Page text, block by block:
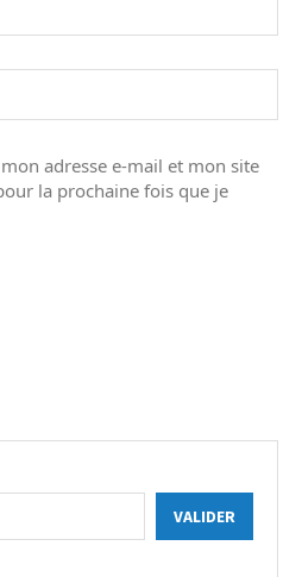
adresse e-mail et mon site
la prochaine fois que je
VALIDER